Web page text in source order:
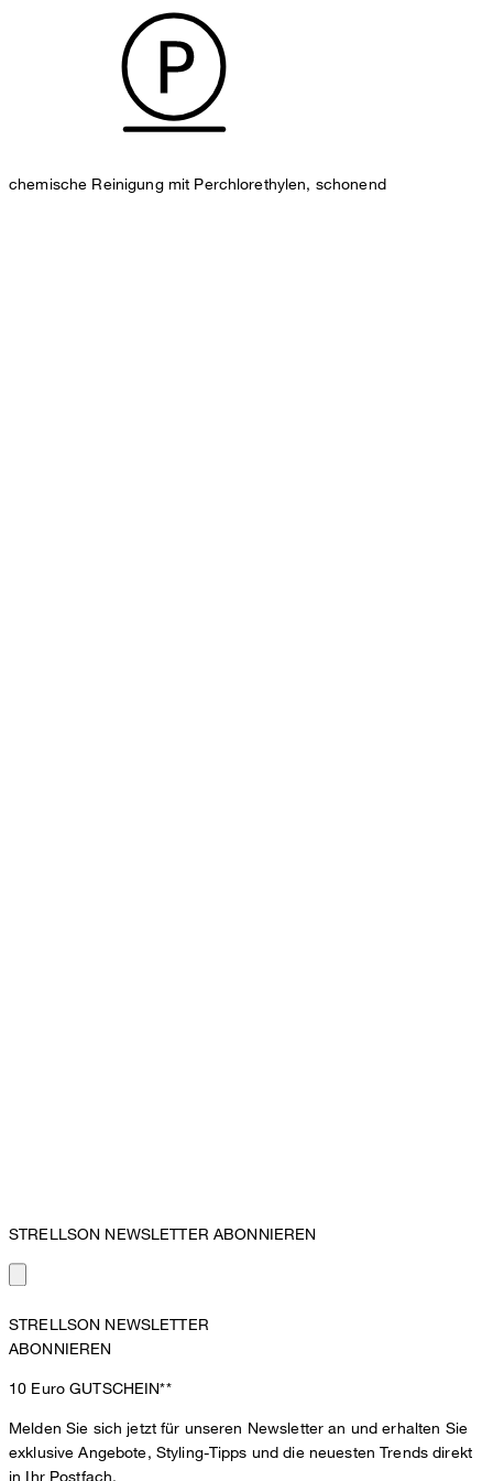
chemische Reinigung mit Perchlorethylen, schonend
STRELLSON NEWSLETTER ABONNIEREN
STRELLSON NEWSLETTER
ABONNIEREN
10 EuroGUTSCHEIN**
Melden Sie sich jetzt für unseren Newsletter an und erhalten Sie
exklusive Angebote, Styling-Tipps und die neuesten Trends direkt
in Ihr Postfach.